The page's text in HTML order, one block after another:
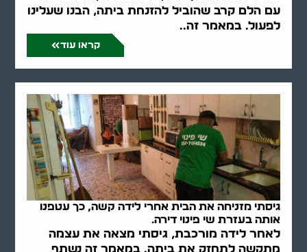
עם הלם קרב שהוביל להזנחת ביתה, הבנו שעלינו
לפעול. במאמר זה..
קראו עוד
גיסתי מזניחה את הבית אחרי לידה קשה, כך עטפנו
אותה בעזרת שי פינוי דירה.
לאחר לידה מורכבת, גיסתי מצאה את עצמה
מתקשה לתחזק את ביתה. במאמר זה נשתף